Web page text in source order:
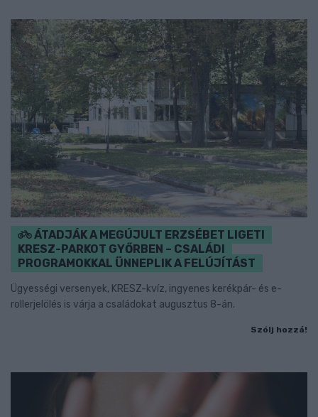
ÁTADJÁK A MEGÚJULT ERZSÉBET LIGETI
KRESZ-PARKOT GYŐRBEN – CSALÁDI
PROGRAMOKKAL ÜNNEPLIK A FELÚJÍTÁST
Ügyességi versenyek, KRESZ-kvíz, ingyenes kerékpár- és e-
rollerjelölés is várja a családokat augusztus 8-án.
Szólj hozzá!